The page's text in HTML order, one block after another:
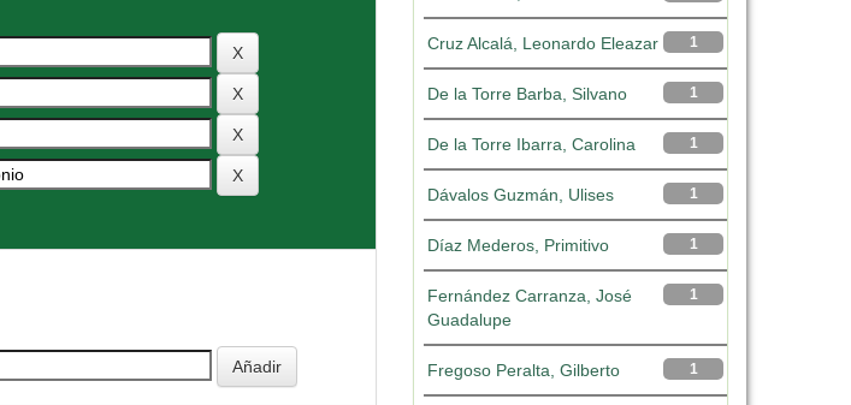
1
Cruz Alcalá, Leonardo Eleazar
1
De la Torre Barba, Silvano
1
De la Torre Ibarra, Carolina
1
Dávalos Guzmán, Ulises
1
Díaz Mederos, Primitivo
1
Fernández Carranza, José
Guadalupe
1
Fregoso Peralta, Gilberto